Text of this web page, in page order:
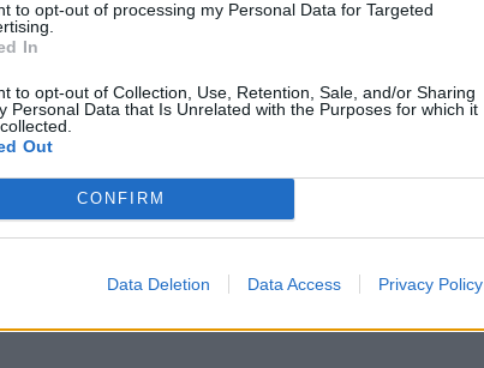
to opt-out of processing my Personal Data for Targeted
In
to opt-out of Collection, Use, Retention, Sale, and/or Sharing
Personal Data that Is Unrelated with the Purposes for which it
Out
CONFIRM
Data Deletion Data Access Privacy Policy
polémiques aux États-Unis